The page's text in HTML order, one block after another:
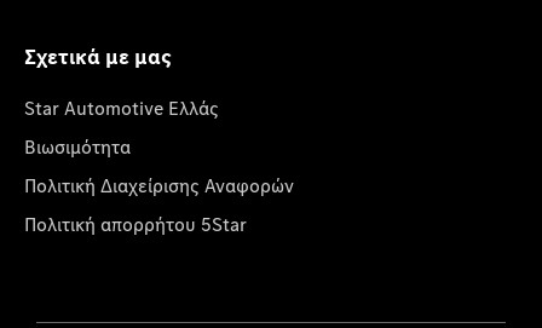
Σχετικά με μας
Star Automotive Ελλάς
Βιωσιμότητα
Πολιτική Διαχείρισης Αναφορών
Πολιτική απορρήτου 5Star